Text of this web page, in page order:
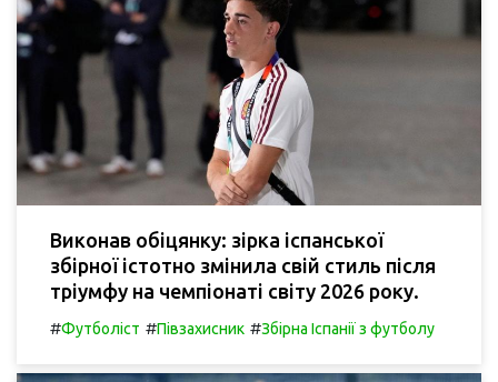
Виконав обіцянку: зірка іспанської
збірної істотно змінила свій стиль після
тріумфу на чемпіонаті світу 2026 року.
#Футболіст #Півзахисник #Збірна Іспанії з футболу